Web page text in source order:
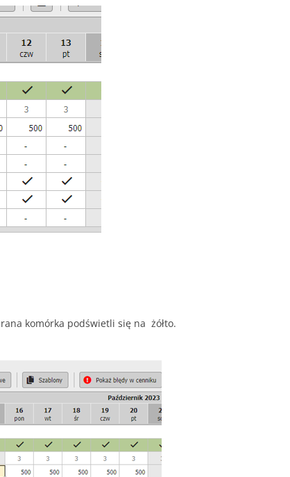
komórka podświetli się na żółto.